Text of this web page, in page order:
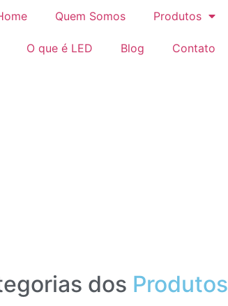
Quem Somos Produtos
O que é LED Blog Contato
dos Produtos